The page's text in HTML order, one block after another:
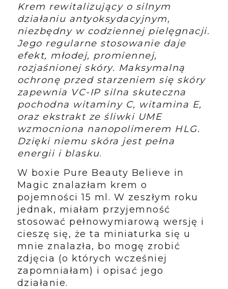
Krem rewitalizujący o silnym
działaniu antyoksydacyjnym,
niezbędny w codziennej pielęgnacji.
Jego regularne stosowanie daje
efekt, młodej, promiennej,
rozjaśnionej skóry. Maksymalną
ochronę przed starzeniem się skóry
zapewnia VC-IP silna skuteczna
pochodna witaminy C, witamina E,
oraz ekstrakt ze śliwki UME
wzmocniona nanopolimerem HLG.
Dzięki niemu skóra jest pełna
energii i blasku.
W boxie Pure Beauty Believe in
Magic znalazłam krem o
pojemności 15 ml. W zeszłym roku
jednak, miałam przyjemność
stosować pełnowymiarową wersję i
cieszę się, że ta miniaturka się u
mnie znalazła, bo mogę zrobić
zdjęcia (o których wcześniej
zapomniałam) i opisać jego
działanie.